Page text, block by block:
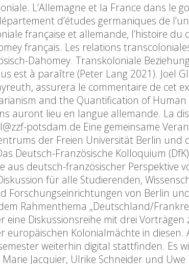
L’Allemagne et la France dans le
d’études germaniques de
française et allemande, l’histoire
français. Les relations
Dahomey. Transkoloniale
est à paraître (Peter Lang 2021). Joel
assurera le commentaire de cet
and the Quantification of Human
auront lieu en langue allemande. La
potsdam.de Eine gemeinsame
der Freien Universität Berlin
Deutsch-Französische Kolloquium
aus deutsch-französischer Perspektive
für alle Studierenden,
Forschungseinrichtungen von Berlin
Rahmenthema „Deutschland/
eine Diskussionsreihe mit drei
europäischen Kolonialmächte in
weiterhin digital stattfinden. Es
Marie Jacquier, Ulrike Schneider und